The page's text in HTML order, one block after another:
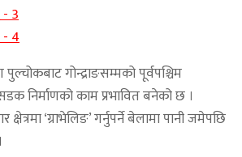
गोन्द्राङसम्मको पूर्वपश्चिम
निर्माणको काम प्रभावित बनेको छ ।
‘ग्राभेलिङ’ गर्नुपर्ने बेलामा पानी जमेपछि